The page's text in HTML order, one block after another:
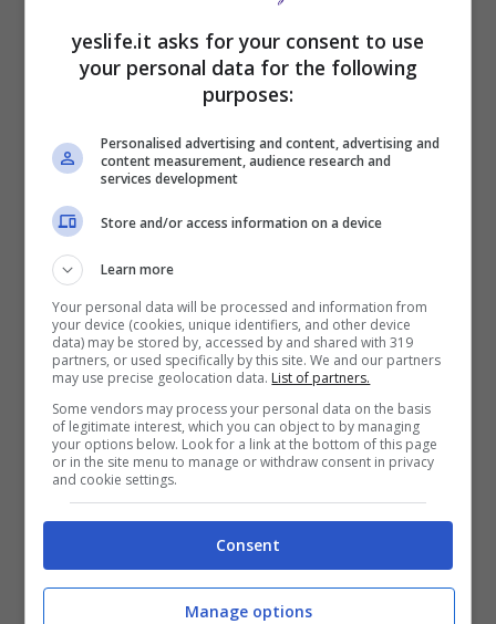
Nuovo bonus da 760 euro in arrivo:
di cosa si tratta e come richiederlo
Marzo 18, 2024
yeslife.it asks for your consent to use
your personal data for the following
purposes:
Personalised advertising and content, advertising and
content measurement, audience research and
services development
Store and/or access information on a device
Learn more
Your personal data will be processed and information from
your device (cookies, unique identifiers, and other device
data) may be stored by, accessed by and shared with 319
partners, or used specifically by this site. We and our partners
may use precise geolocation data. List of partners.
Some vendors may process your personal data on the basis
of legitimate interest, which you can object to by managing
your options below. Look for a link at the bottom of this page
or in the site menu to manage or withdraw consent in privacy
and cookie settings.
Consent
Manage options